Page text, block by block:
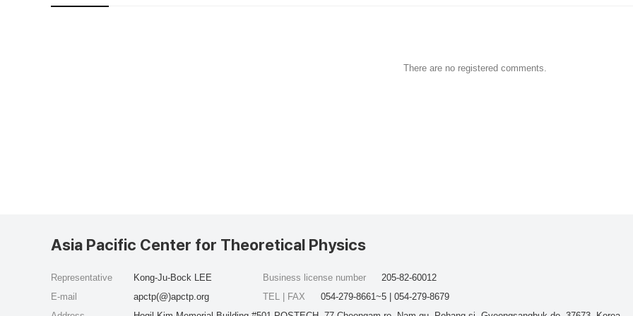
There are no registered comments.
Asia Pacific Center for Theoretical Physics
Representative
Kong-Ju-Bock LEE
E-mail
apctp(@)apctp.org
Business license number
205-82-60012
TEL | FAX
054-279-8661~5 | 054-279-8679